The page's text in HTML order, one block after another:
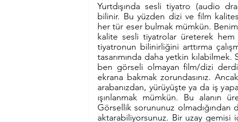
Yurtdışında sesli tiyatro (audio
bilinir. Bu yüzden dizi ve film
her tür eser bulmak mümkün.
kalite sesli tiyatrolar üreterek hem
tiyatronun bilinirliğini arttırma
tasarımında daha yetkin
ben görseli olmayan film/dizi
ekrana bakmak zorundasınız.
arabanızdan, yürüyüşte ya da iş
ışınlanmak mümkün. Bu alanın
Görsellik sorununuz olmadığından
aktarabiliyorsunuz. Bir uzay gemisi